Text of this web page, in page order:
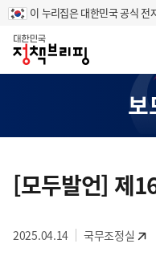
이 누리집은 대한민국 공식 전
홈
보
텐
츠
역
[모두발언] 제
2025.04.14 국무조정실